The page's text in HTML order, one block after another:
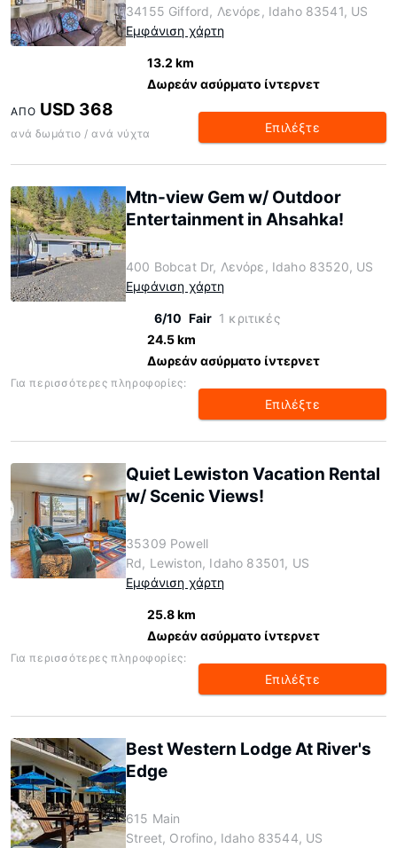
34155 Gifford, Λενόρε, Idaho 83541, US
Εμφάνιση χάρτη
13.2 km
Δωρεάν ασύρματο ίντερνετ
ΑΠΌ USD 368
ανά δωμάτιο / ανά νύχτα Επιλέξτε
Mtn-view Gem w/ Outdoor
Entertainment in Ahsahka!
400 Bobcat Dr, Λενόρε, Idaho 83520, US
Εμφάνιση χάρτη
6/10 Fair 1 κριτικές
24.5 km
Δωρεάν ασύρματο ίντερνετ
Για περισσότερες πληροφορίες:
Επιλέξτε
Quiet Lewiston Vacation Rental
w/ Scenic Views!
35309 Powell
Rd, Lewiston, Idaho 83501, US
Εμφάνιση χάρτη
25.8 km
Δωρεάν ασύρματο ίντερνετ
Για περισσότερες πληροφορίες:
Επιλέξτε
Best Western Lodge At River's
Edge
615 Main
Street, Orofino, Idaho 83544, US